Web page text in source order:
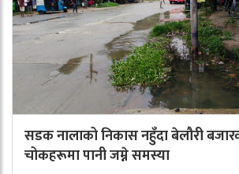
सडक नालाको निकास नहुँदा बेलौरी
चोकहरूमा पानी जम्ने समस्या